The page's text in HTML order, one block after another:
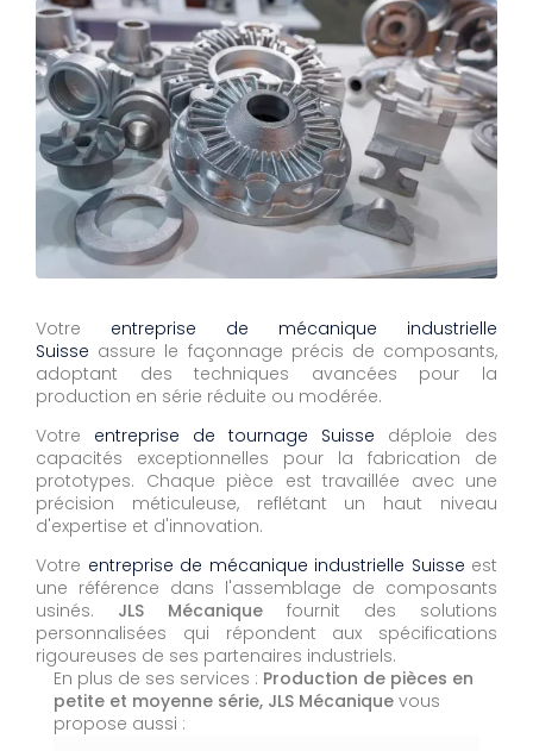
Votre entreprise de mécanique industrielle
Suisse assure le façonnage précis de composants,
adoptant des techniques avancées pour la
production en série réduite ou modérée.
Votre entreprise de tournage Suisse déploie des
capacités exceptionnelles pour la fabrication de
prototypes. Chaque pièce est travaillée avec une
précision méticuleuse, reflétant un haut niveau
d'expertise et d'innovation.
Votre entreprise de mécanique industrielle Suisse est
une référence dans l'assemblage de composants
usinés. JLS Mécanique fournit des solutions
personnalisées qui répondent aux spécifications
rigoureuses de ses partenaires industriels.
En plus de ses services : Production de pièces en
petite et moyenne série, JLS Mécanique vous
propose aussi :